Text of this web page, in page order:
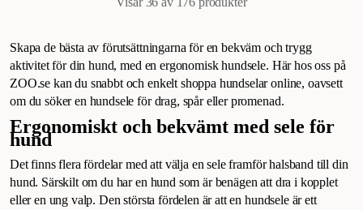
Skapa de bästa av förutsättningarna för en bekväm och trygg
aktivitet för din hund, med en ergonomisk hundsele. Här hos oss på
ZOO.se kan du snabbt och enkelt shoppa hundselar online, oavsett
om du söker en hundsele för drag, spår eller promenad.
Ergonomiskt och bekvämt med sele för
hund
Det finns flera fördelar med att välja en sele framför halsband till din
hund. Särskilt om du har en hund som är benägen att dra i kopplet
eller en ung valp. Den största fördelen är att en hundsele är ett